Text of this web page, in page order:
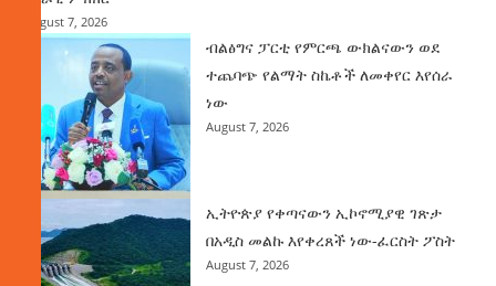
August 7, 2026
ብልፅግና ፓርቲ የምርጫ ውክልናውን ወደ
ተጨባጭ የልማት ስኬቶች ለመቀየር እየሰራ
ነው
August 7, 2026
ኢትዮጵያ የቀጣናውን ኢኮኖሚያዊ ገጽታ
በአዲስ መልኩ እየቀረጸች ነው-ፈርስት ፖስት
August 7, 2026